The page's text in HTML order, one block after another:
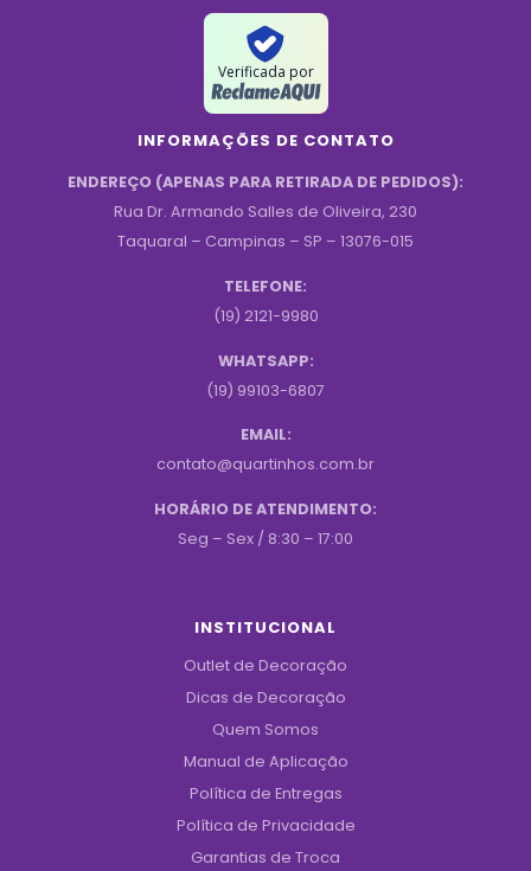
Verificada por
INFORMAÇÕES DE CONTATO
ENDEREÇO (APENAS PARA RETIRADA DE PEDIDOS):
Rua Dr. Armando Salles de Oliveira, 230
Taquaral – Campinas – SP – 13076-015
TELEFONE:
(19) 2121-9980
WHATSAPP:
(19) 99103-6807
EMAIL:
contato@quartinhos.com.br
HORÁRIO DE ATENDIMENTO:
Seg – Sex / 8:30 – 17:00
INSTITUCIONAL
Outlet de Decoração
Dicas de Decoração
Quem Somos
Manual de Aplicação
Política de Entregas
Política de Privacidade
Garantias de Troca